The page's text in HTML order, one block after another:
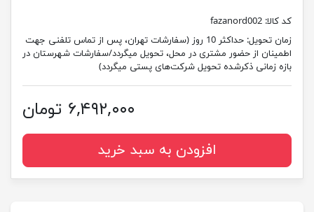
کد کالا: fazanord002
زمان تحویل:
حداکثر 10 روز (سفارشات تهران، پس از تماس تلفنی جهت
اطمینان از حضور مشتری در محل، تحویل میگردد/سفارشات شهرستان در
بازه زمانی ذکرشده تحویل شرکت‌های پستی میگردد)
۶,۴۹۲,۰۰۰ تومان
افزودن به سبد خرید